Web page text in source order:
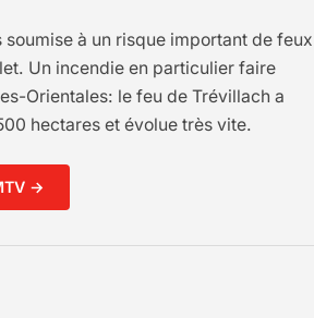
soumise à un risque important de feux
Un incendie en particulier faire
Orientales: le feu de Trévillach a
hectares et évolue très vite.
→